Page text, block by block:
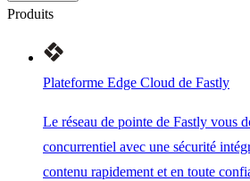
Produits
Plateforme Edge Cloud de Fastly
Le réseau de pointe de Fastly vous
concurrentiel avec une sécurité
contenu rapidement et en toute